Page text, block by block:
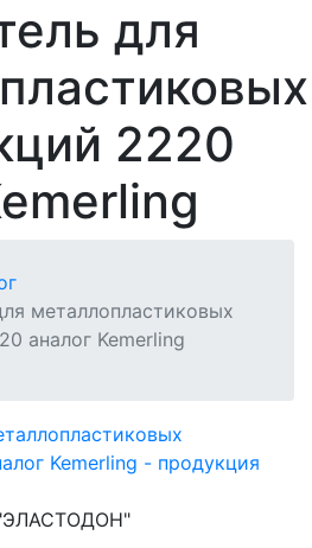
для
2220
металлопластиковых
аналог Kemerling